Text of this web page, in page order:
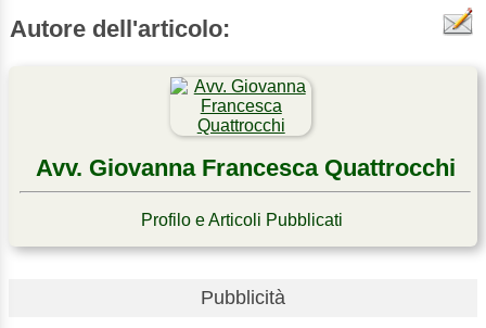
Autore dell'articolo:
Avv. Giovanna Francesca Quattrocchi
Profilo e Articoli Pubblicati
Pubblicità